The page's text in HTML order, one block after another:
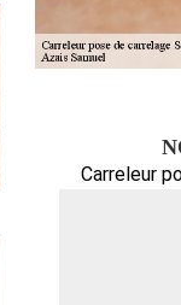
Carreleur